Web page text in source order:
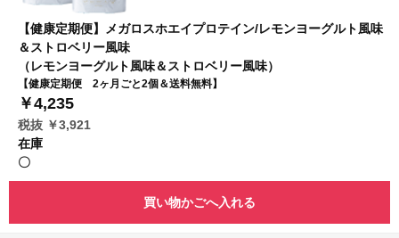
【健康定期便】メガロスホエイプロテイン/レモンヨーグルト風味
＆ストロベリー風味
（レモンヨーグルト風味＆ストロベリー風味）
【健康定期便 2ヶ月ごと2個＆送料無料】
￥4,235
税抜 ￥3,921
在庫
〇
買い物かごへ入れる